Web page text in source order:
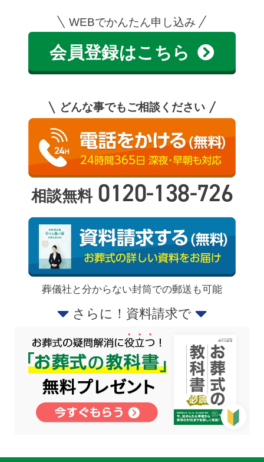
WEBでかんたん申し込み
会員登録はこちら
どんな事でもご相談ください
相談無料 0120-138-726
葬儀社と分からない封筒での郵送も可能
さらに！資料請求で